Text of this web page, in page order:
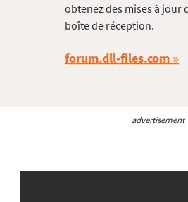
obtenez des mises à jour
boîte de réception.
forum.dll-files.com
advertisement